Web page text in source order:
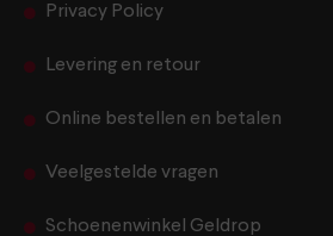
Privacy Policy
Levering en retour
Online bestellen en betalen
Veelgestelde vragen
Schoenenwinkel Geldrop